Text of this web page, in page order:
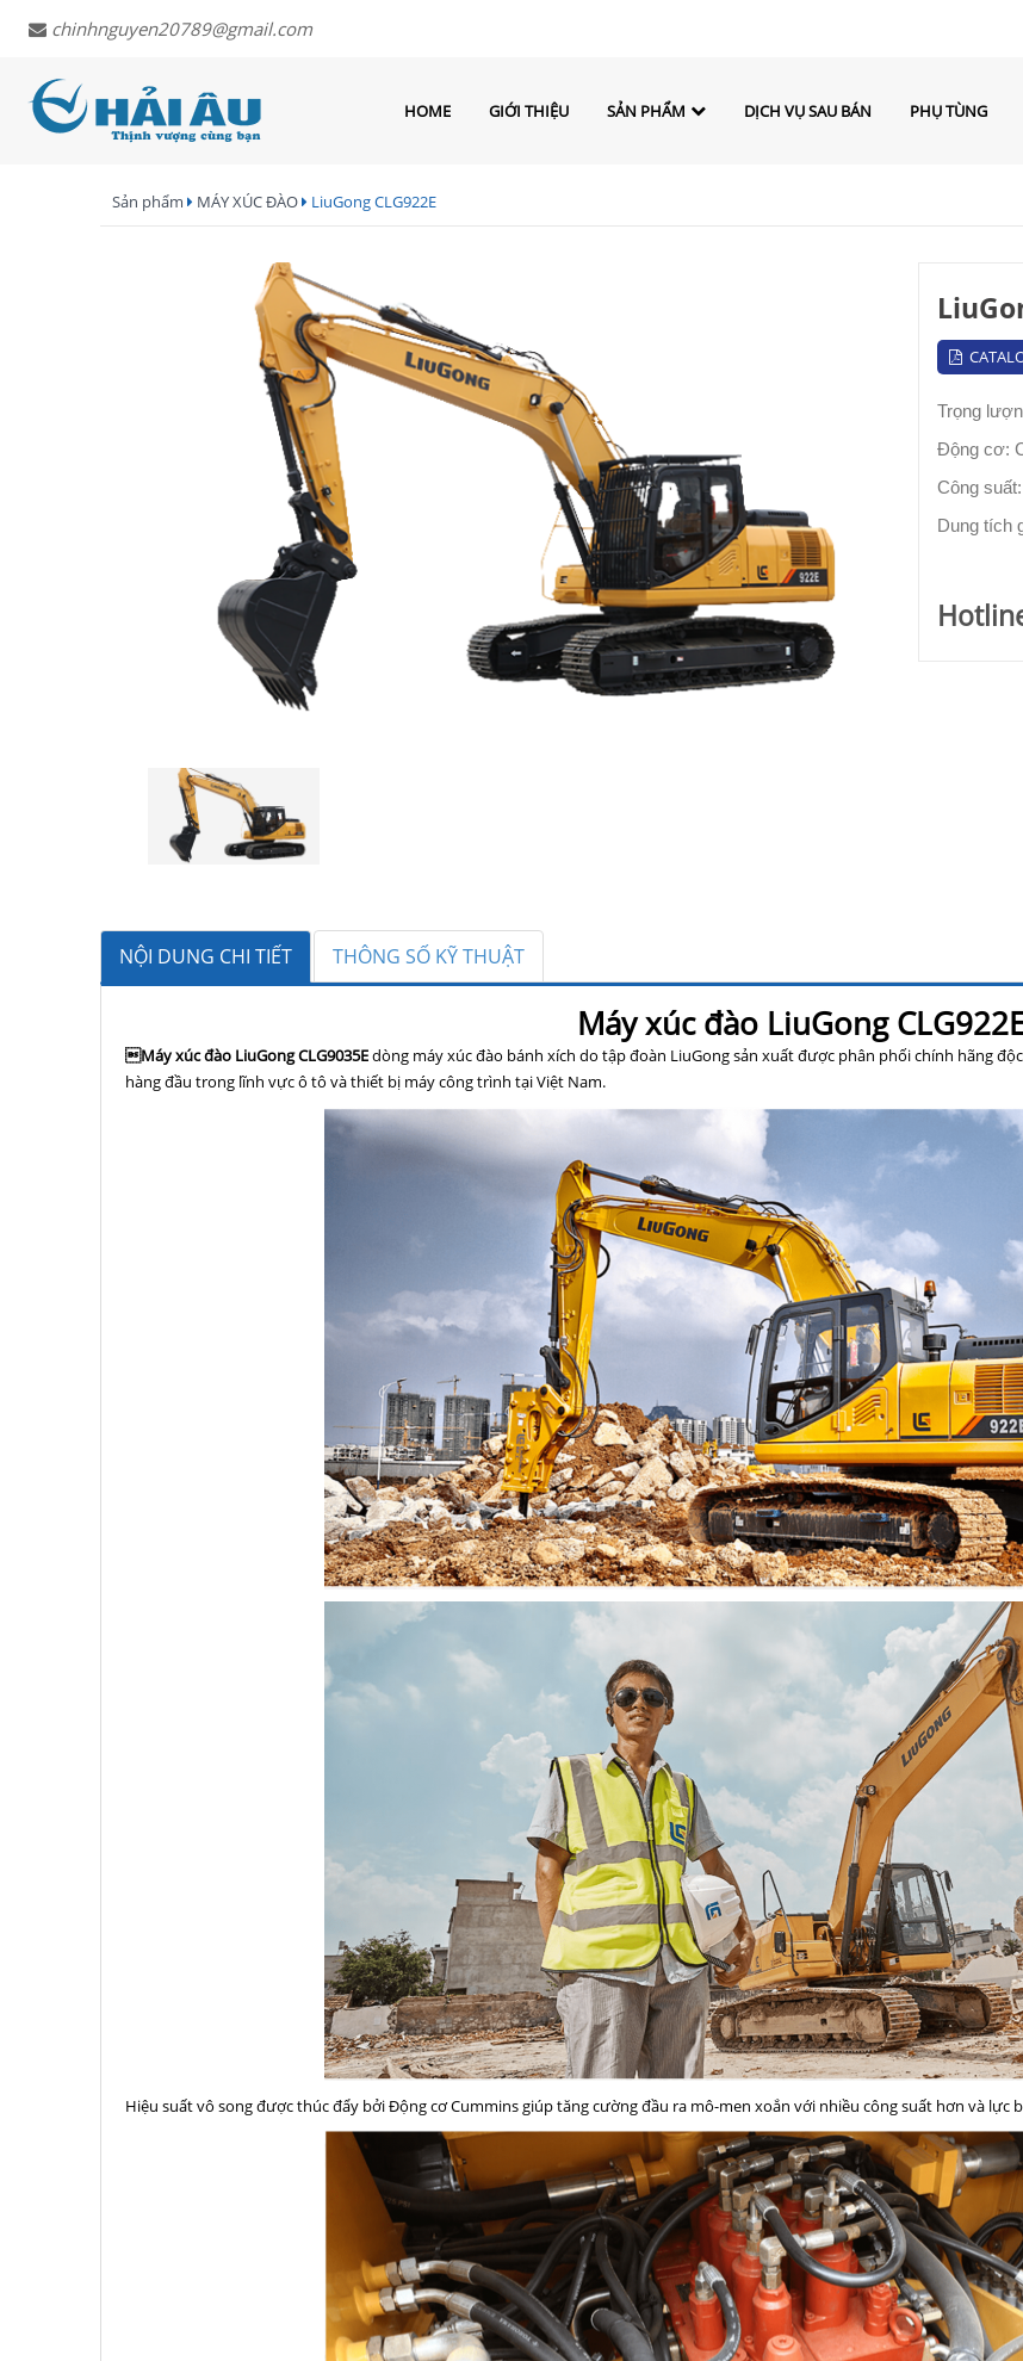
chinhnguyen20789@gmail.com
HOME GIỚI THIỆU SẢN PHẨM DỊCH VỤ SAU BÁN PHỤ TÙNG
Sản phẩm MÁY XÚC ĐÀO LiuGong CLG922E
Trọng
Động cơ:
Công
Dung tích
NỘI DUNG CHI TIẾT THÔNG SỐ KỸ THUẬT
Máy xúc đào LiuGong
Máy xúc đào LiuGong CLG9035Edòng máy xúc đào bánh xích do tập đoàn LiuGong sản xuất được phân phối chính hãng
hàng đầu trong lĩnh vực ô tô và thiết bị máy công trình tại Việt Nam.
Hiệu suất vô song được thúc đẩy bởi Động cơ Cummins giúp tăng cường đầu ra mô-men xoắn với nhiều công suất hơn và lực